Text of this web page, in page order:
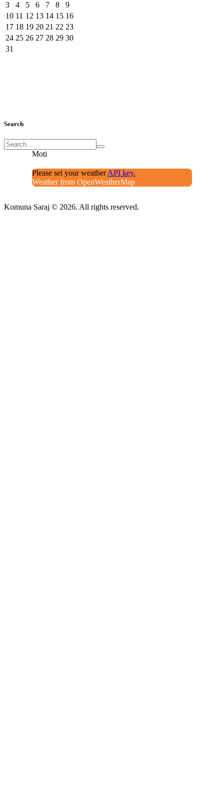
3 4 5 6 7 8
9
10 11 12 13 14 15 16
17 18 19 20 21 22 23
24 25 26 27 28 29 30
31
Search
Moti
Please set your weatherAPI key.
Weather from OpenWeatherMap
Komuna Saraj © 2026. All rights reserved.